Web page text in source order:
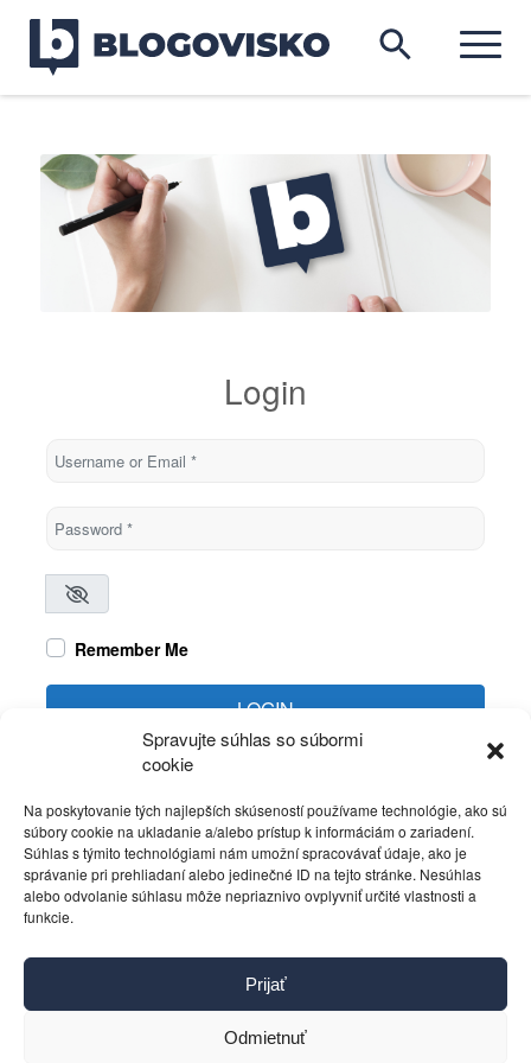
Spravujte súhlas so súbormi
cookie
Na poskytovanie tých najlepších skúseností používame technológie, ako sú
súbory cookie na ukladanie a/alebo prístup k informáciám o zariadení.
Súhlas s týmito technológiami nám umožní spracovávať údaje, ako je
správanie pri prehliadaní alebo jedinečné ID na tejto stránke. Nesúhlas
alebo odvolanie súhlasu môže nepriaznivo ovplyvniť určité vlastnosti a
funkcie.
Prijať
Odmietnuť
Login
Username or Email
Password*
Remember Me
LOGIN
Kontakt
Pravidlá používania